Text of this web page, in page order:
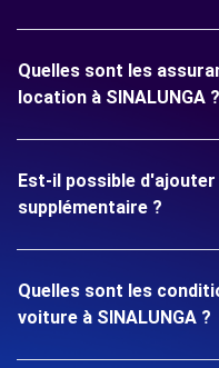
Quelles sont les
location à SINALUNGA ?
Est-il possible
supplémentaire ?
Quelles sont les
voiture à SINALUNGA ?